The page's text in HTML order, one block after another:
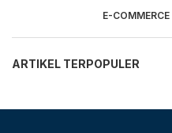
E-COMMERCE
ARTIKEL TERPOPULER